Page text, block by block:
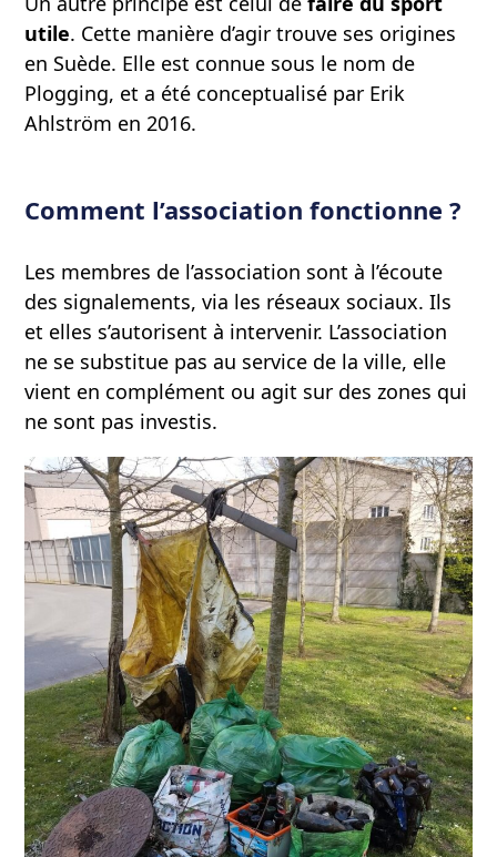
utile. Cette manière d’agir trouve ses origines
en Suède. Elle est connue sous le nom de
Plogging, et a été conceptualisé par Erik
Ahlström en 2016.
Comment l’association fonctionne ?
Les membres de l’association sont à l’écoute
des signalements, via les réseaux sociaux. Ils
et elles s’autorisent à intervenir. L’association
ne se substitue pas au service de la ville, elle
vient en complément ou agit sur des zones qui
ne sont pas investis.